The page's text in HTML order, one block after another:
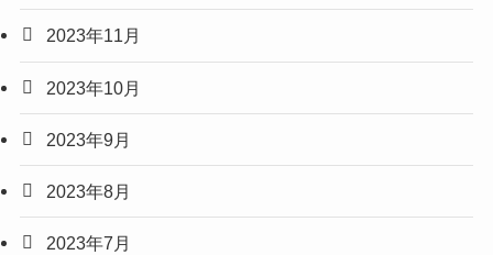
2023年11月
2023年10月
2023年9月
2023年8月
2023年7月